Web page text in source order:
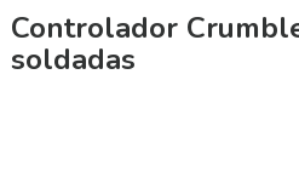
Controlador
soldadas